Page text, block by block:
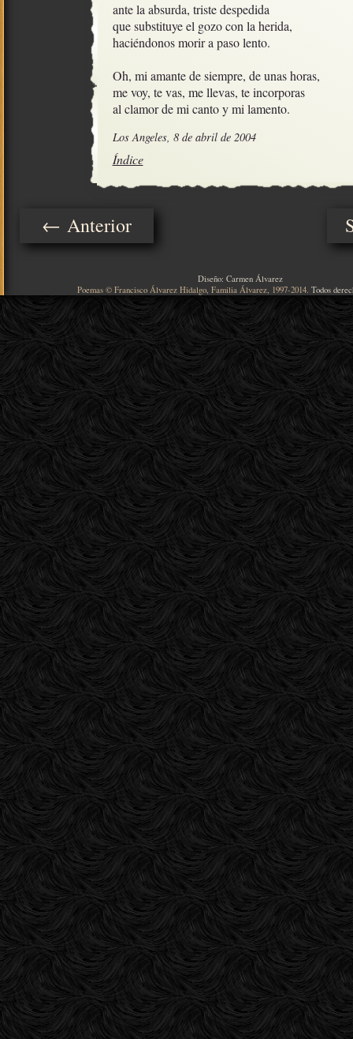
ante la absurda, triste despedida
que substituye el gozo con la herida,
haciéndonos morir a paso lento.
Oh, mi amante de siempre, de unas horas,
me voy, te vas, me llevas, te incorporas
al clamor de mi canto y mi lamento.
Los Angeles, 8 de abril de 2004
Índice
← Anterior
Diseño: Carmen Álvarez
Poemas © Francisco Álvarez Hidalgo, Familia Álvarez, 1997-2014. Todos